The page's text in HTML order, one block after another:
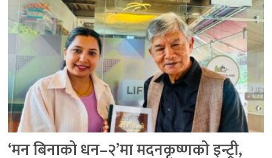
‘मन बिनाको धन–२’मा मदनकृष्णको इन्ट्री,